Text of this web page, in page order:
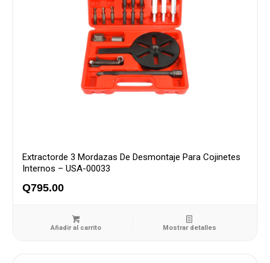
Extractorde 3 Mordazas De Desmontaje Para Cojinetes
Internos – USA-00033
Q795.00
Añadir al carrito Mostrar detalles